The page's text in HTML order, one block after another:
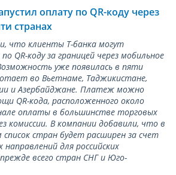
оплату по QR-коду через
странах
что клиенты Т-банка могут
QR-коду за границей через мобильное
уже появилась в пяти
во Вьетнаме, Таджикистане,
и Азербайджане. Платеж можно
QR-кода, расположенного около
оплаты в большинстве торговых
комиссии. В компании добавили, что в
стран будет расширен за счет
направлений для российских
всего стран СНГ и Юго-